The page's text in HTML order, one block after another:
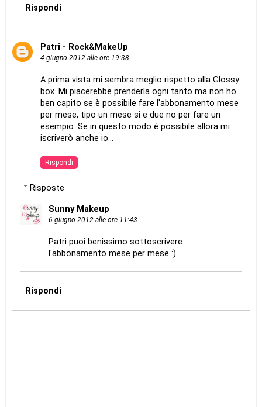
Rispondi
Patri - Rock&MakeUp
4 giugno 2012 alle ore 19:38
A prima vista mi sembra meglio rispetto alla Glossy
box. Mi piacerebbe prenderla ogni tanto ma non ho
ben capito se è possibile fare l'abbonamento mese
per mese, tipo un mese si e due no per fare un
esempio. Se in questo modo è possibile allora mi
iscriverò anche io...
Rispondi
Risposte
Sunny Makeup
6 giugno 2012 alle ore 11:43
Patri puoi benissimo sottoscrivere
l'abbonamento mese per mese :)
Rispondi